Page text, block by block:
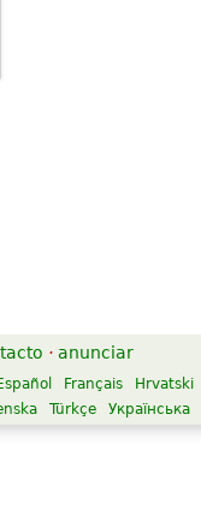
· anunciar
Français Hrvatski
Türkçe Українська